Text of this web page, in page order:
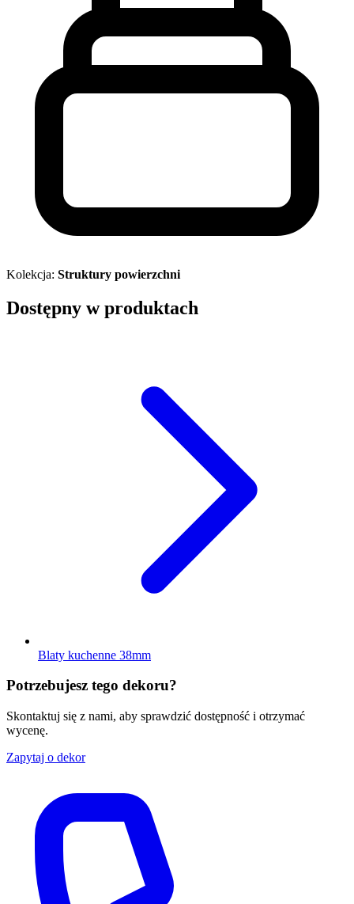
Kolekcja: Struktury powierzchni
Dostępny w produktach
Blaty kuchenne 38mm
Potrzebujesz tego dekoru?
Skontaktuj się z nami, aby sprawdzić dostępność i otrzymać
wycenę.
Zapytaj o dekor